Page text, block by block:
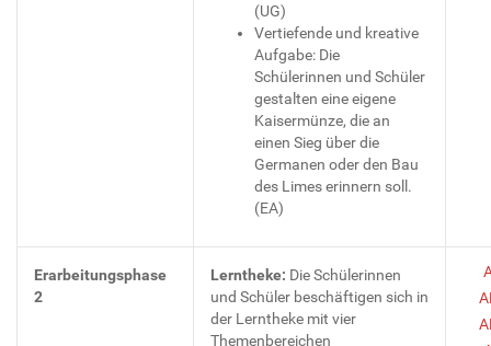
(UG)
Vertiefende und kreative
Aufgabe: Die
Schülerinnen und Schüler
gestalten eine eigene
Kaisermünze, die an
einen Sieg über die
Germanen oder den Bau
des Limes erinnern soll.
(EA)
Erarbeitungsphase
2
Lerntheke: Die Schülerinnen
und Schüler beschäftigen sich in
der Lerntheke mit vier
Themenbereichen